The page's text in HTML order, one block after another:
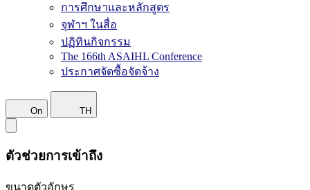
การศึกษาและหลักสูตร
จุฬาฯ ในสื่อ
ปฏิทินกิจกรรม
The 166th ASAIHL Conference
ประกาศจัดซื้อจัดจ้าง
On TH
ตัวช่วยการเข้าถึง
ขนาดตัวอักษร